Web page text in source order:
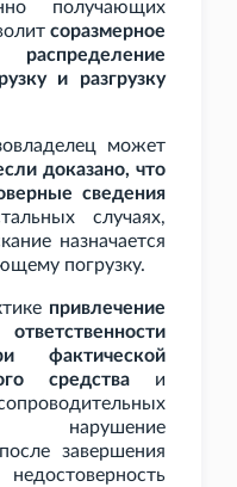
получающих
соразмерное
распределение
и разгрузку
может
доказано, что
сведения
случаях,
назначается
погрузку.
привлечение
фактической
средства и
нарушение
завершения